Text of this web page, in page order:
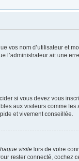
vos nom d’utilisateur et
l’administrateur ait une
si vous devez vous
aux visiteurs comme
et vivement conseillée.
visite lors de votre
rester connecté, cochez